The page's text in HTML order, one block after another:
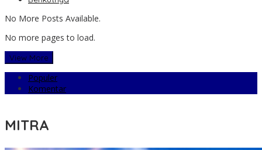
No More Posts Available.
No more pages to load.
View More
Populer
Komentar
MITRA